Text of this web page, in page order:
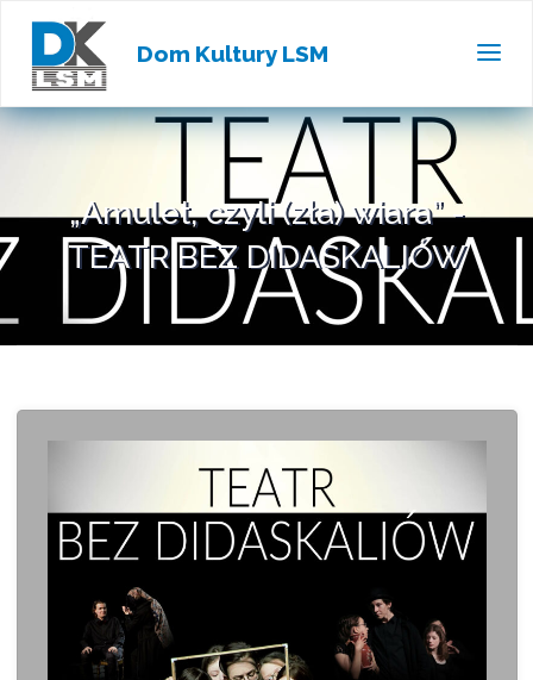
Dom Kultury LSM
„Amulet, czyli (zła) wiara” -
TEATR BEZ DIDASKALIÓW